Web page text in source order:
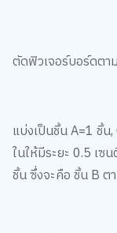
ตัดฟิวเจอร์บอร์ดตา
แบ่งเป็นชิ้น A=1 ชิ้น,
ในให้มีระยะ 0.5 เซ
ชิ้น ซึ่งจะคือ ชิ้น B ต